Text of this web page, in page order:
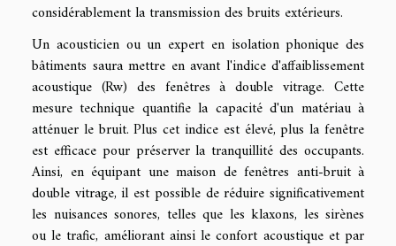
considérablement la transmission des bruits extérieurs.
Un acousticien ou un expert en isolation phonique des
bâtiments saura mettre en avant l'indice d'affaiblissement
acoustique (Rw) des fenêtres à double vitrage. Cette
mesure technique quantifie la capacité d'un matériau à
atténuer le bruit. Plus cet indice est élevé, plus la fenêtre
est efficace pour préserver la tranquillité des occupants.
Ainsi, en équipant une maison de fenêtres anti-bruit à
double vitrage, il est possible de réduire significativement
les nuisances sonores, telles que les klaxons, les sirènes
ou le trafic, améliorant ainsi le confort acoustique et par